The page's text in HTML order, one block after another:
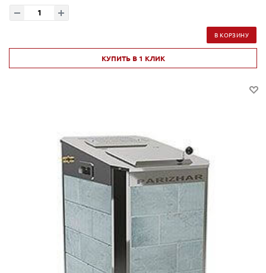
В КОРЗИНУ
КУПИТЬ В 1 КЛИК